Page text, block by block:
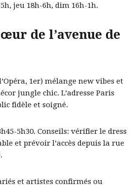
jeu 18h-6h, dim 16h-1h.
de l’avenue de
1er) mélange new vibes et
jungle chic. L’adresse Paris
fidèle et soigné.
5h30. Conseils: vérifier le dress
et prévoir l’accès depuis la rue
et artistes confirmés ou